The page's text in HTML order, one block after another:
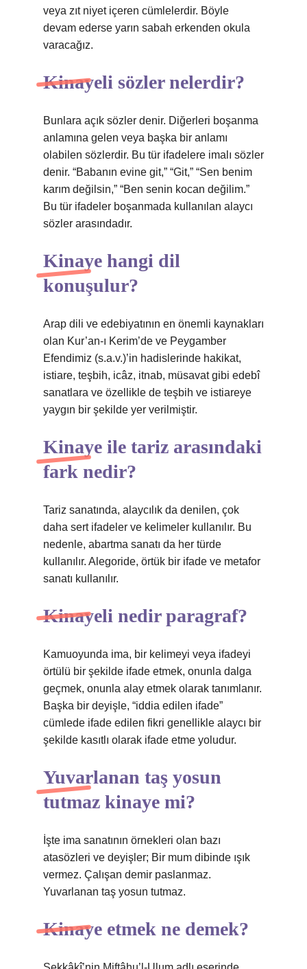
veya zıt niyet içeren cümlelerdir. Böyle
devam ederse yarın sabah erkenden okula
varacağız.
Kinayeli sözler nelerdir?
Bunlara açık sözler denir. Diğerleri boşanma
anlamına gelen veya başka bir anlamı
olabilen sözlerdir. Bu tür ifadelere imalı sözler
denir. “Babanın evine git,” “Git,” “Sen benim
karım değilsin,” “Ben senin kocan değilim.”
Bu tür ifadeler boşanmada kullanılan alaycı
sözler arasındadır.
Kinaye hangi dil
konuşulur?
Arap dili ve edebiyatının en önemli kaynakları
olan Kur’an-ı Kerim’de ve Peygamber
Efendimiz (s.a.v.)’in hadislerinde hakikat,
istiare, teşbih, icâz, itnab, müsavat gibi edebî
sanatlara ve özellikle de teşbih ve istiareye
yaygın bir şekilde yer verilmiştir.
Kinaye ile tariz arasındaki
fark nedir?
Tariz sanatında, alaycılık da denilen, çok
daha sert ifadeler ve kelimeler kullanılır. Bu
nedenle, abartma sanatı da her türde
kullanılır. Alegoride, örtük bir ifade ve metafor
sanatı kullanılır.
Kinayeli nedir paragraf?
Kamuoyunda ima, bir kelimeyi veya ifadeyi
örtülü bir şekilde ifade etmek, onunla dalga
geçmek, onunla alay etmek olarak tanımlanır.
Başka bir deyişle, “iddia edilen ifade”
cümlede ifade edilen fikri genellikle alaycı bir
şekilde kasıtlı olarak ifade etme yoludur.
Yuvarlanan taş yosun
tutmaz kinaye mi?
İşte ima sanatının örnekleri olan bazı
atasözleri ve deyişler; Bir mum dibinde ışık
vermez. Çalışan demir paslanmaz.
Yuvarlanan taş yosun tutmaz.
Kinaye etmek ne demek?